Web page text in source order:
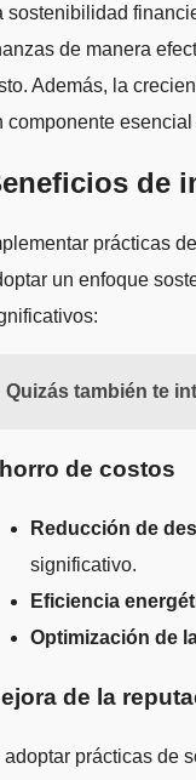
sostenibilidad
de manera
Además, la
componente
de
prácticas
un enfoque
Quizás también te
de costos
Reducción de
significativo.
Eficiencia
Optimización de
de la
adoptar prácticas de